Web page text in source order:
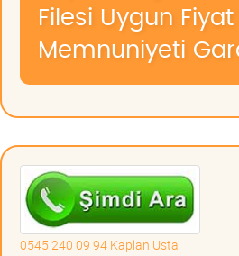
Filesi Uygun
Memnuniyeti
0545 240 09 94 Kaplan Usta